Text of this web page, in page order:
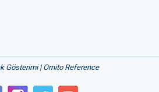
Gösterimi | Ornito Reference